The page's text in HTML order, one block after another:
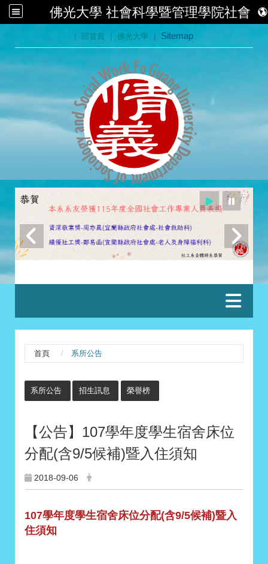
佛光大學 社會科學暨管理學院社會學
| 回首頁 | 佛光大學 | Sitemap
首頁 系所公告
系所公告 招生訊息 榮譽榜
【公告】107學年度學生宿舍床位
分配(含9/5候補)暨入住須知
2018-09-06
107學年度學生宿舍床位分配(含9/5候補)暨入
住須知